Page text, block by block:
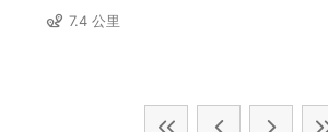
7.4 公里